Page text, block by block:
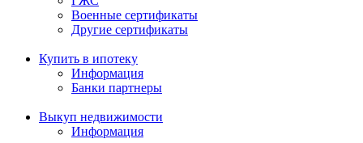
Военные сертификаты
Другие сертификаты
Купить в ипотеку
Информация
Банки партнеры
Выкуп недвижимости
Информация